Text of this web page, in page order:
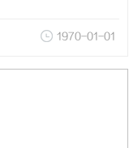
1970-01-01